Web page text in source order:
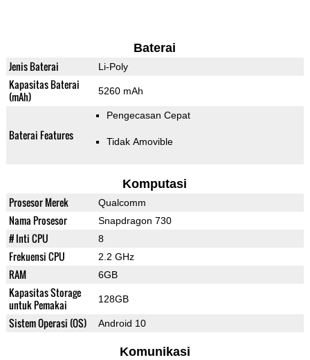
Baterai
Jenis Baterai Li-Poly
Kapasitas Baterai
(mAh)
5260 mAh
Baterai Features
Pengecasan Cepat
Tidak Amovible
Komputasi
Prosesor Merek Qualcomm
Nama Prosesor Snapdragon 730
# Inti CPU 8
Frekuensi CPU 2.2 GHz
RAM 6GB
Kapasitas Storage
untuk Pemakai
128GB
Sistem Operasi (OS) Android 10
Komunikasi